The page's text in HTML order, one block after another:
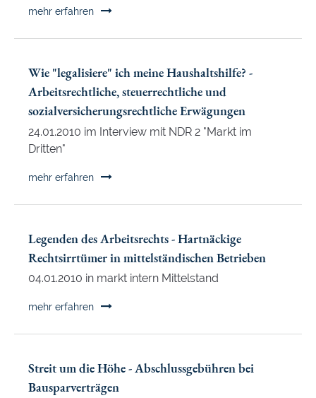
mehr erfahrenImmobilienkaufvertrag,
-
"Leser
fragen
-
Wie "legalisiere" ich meine Haushaltshilfe? -
Arbeitsrechtliche, steuerrechtliche und
sozialversicherungsrechtliche Erwägungen
24.01.2010 im Interview mit NDR 2 "Markt im
Dritten"
mehr erfahrenWie
Haushaltshilfe?
-
Arbeitsrechtliche,
und
Legenden des Arbeitsrechts - Hartnäckige
Rechtsirrtümer in mittelständischen Betrieben
04.01.2010 in markt intern Mittelstand
mehr erfahrenLegenden
Hartnäckige
Rechtsirrtümer
Streit um die Höhe - Abschlussgebühren bei
Bausparverträgen